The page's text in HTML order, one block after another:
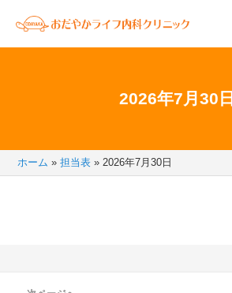
2026年7月30日
ホーム »担当表 » 2026年7月30日